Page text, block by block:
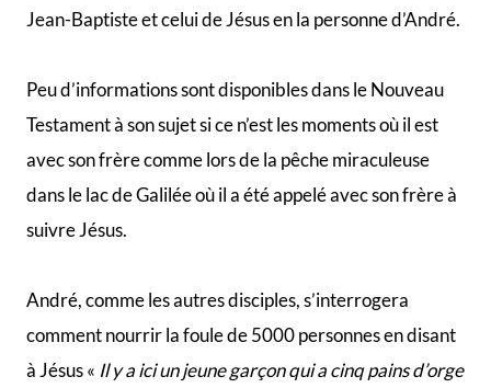
comment nourrir la foule de 5000 personnes en disant
et deux poissons. Mais qu’est-ce que cela pour tant de
monde ?« (Jean 6:8-9).
Il participera également à la joie de la résurrection et
de l’apparition de Jésus avec les autres disciples dans la
la résurrection.
Après l’ascension, André retournera à Jérusalem avec